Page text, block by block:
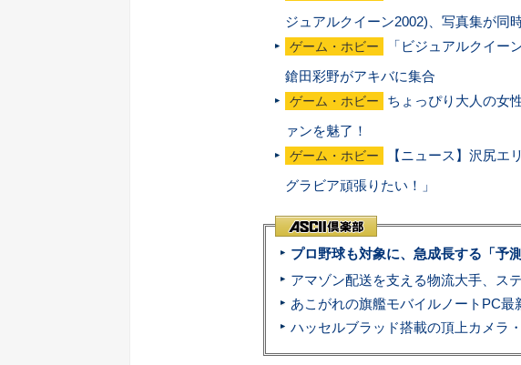
ジュアルクイーン2002)、写真集が同
ゲーム・ホビー
「ビジュアルクイー
鎗田彩野がアキバに集合
ゲーム・ホビー
ちょっぴり大人の女
ァンを魅了！
ゲーム・ホビー
【ニュース】沢尻
グラビア頑張りたい！」
プロ野球も対象に、急成長する「